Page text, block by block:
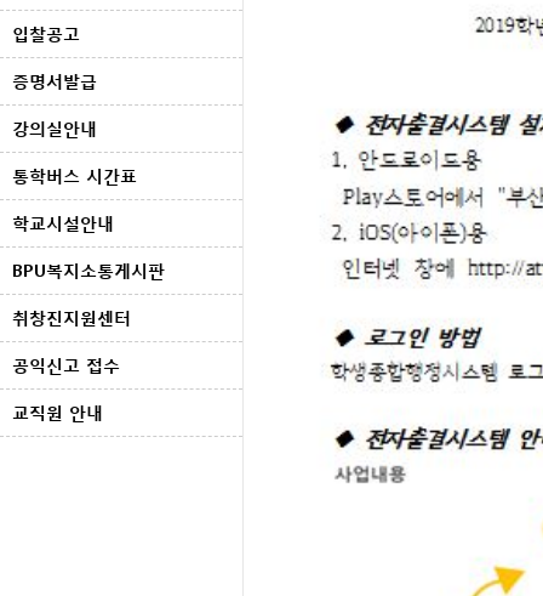
입찰공고
증명서발급
강의실안내
통학버스 시간표
학교시설안내
BPU복지소통게시판
취창진지원센터
공익신고 접수
교직원 안내